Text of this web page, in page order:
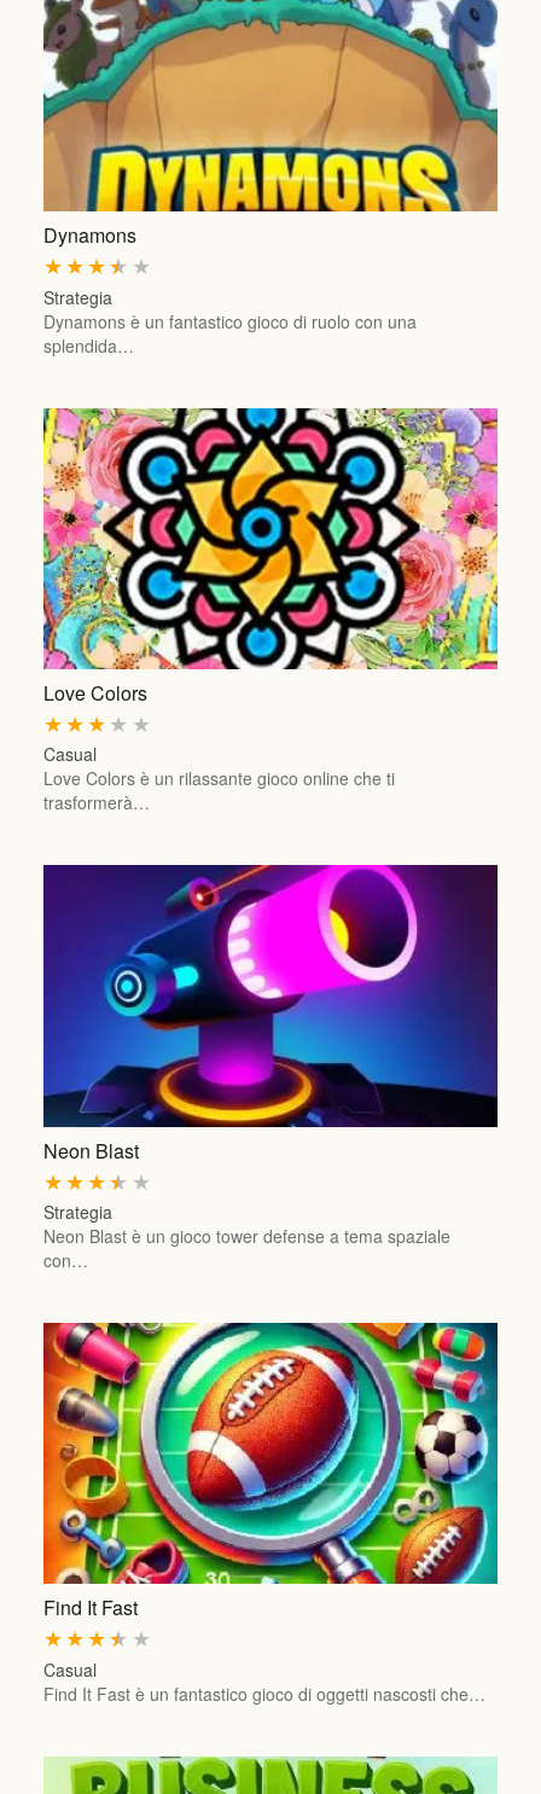
Dynamons
★
★
★
★
★
Strategia
Dynamons è un fantastico gioco di ruolo con una
splendida…
Love Colors
★
★
★
★
★
Casual
Love Colors è un rilassante gioco online che ti
trasformerà…
Neon Blast
★
★
★
★
★
Strategia
Neon Blast è un gioco tower defense a tema spaziale
con…
Find It Fast
★
★
★
★
★
Casual
Find It Fast è un fantastico gioco di oggetti nascosti che…